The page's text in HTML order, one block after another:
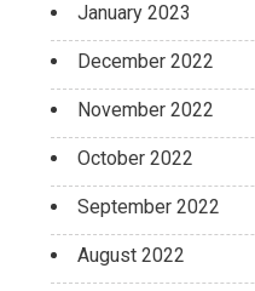
January 2023
December 2022
November 2022
October 2022
September 2022
August 2022